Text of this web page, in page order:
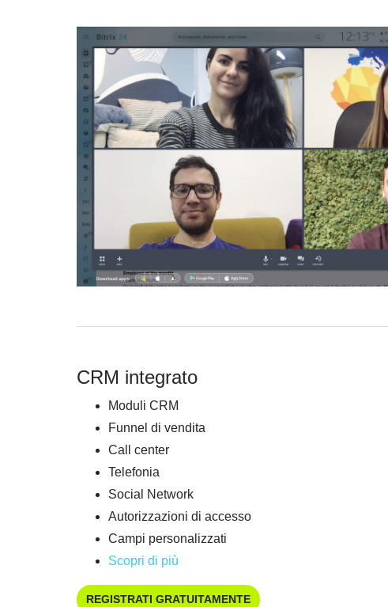
CRM integrato
Moduli CRM
Funnel di vendita
Call center
Telefonia
Social Network
Autorizzazioni di accesso
Campi personalizzati
Scopri di più
REGISTRATI GRATUITAMENTE